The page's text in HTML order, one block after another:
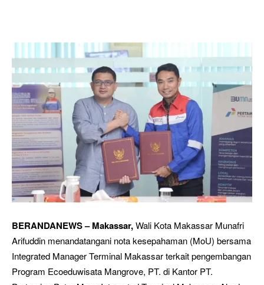
BERANDANEWS – Makassar,Wali Kota Makassar Munafri
Arifuddin menandatangani nota kesepahaman (MoU) bersama
Integrated Manager Terminal Makassar terkait pengembangan
Program Ecoeduwisata Mangrove, PT. di Kantor PT.